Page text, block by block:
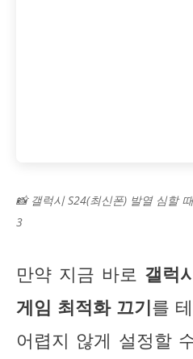
📸 갤럭시 S24(최신폰) 발열 심할
3
만약 지금 바로 갤럭
게임 최적화 끄기를
어렵지 않게 설정할